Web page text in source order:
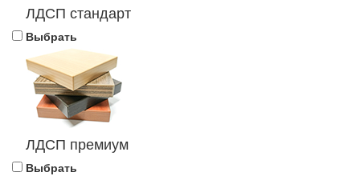
ЛДСП стандарт
Выбрать
ЛДСП премиум
Выбрать